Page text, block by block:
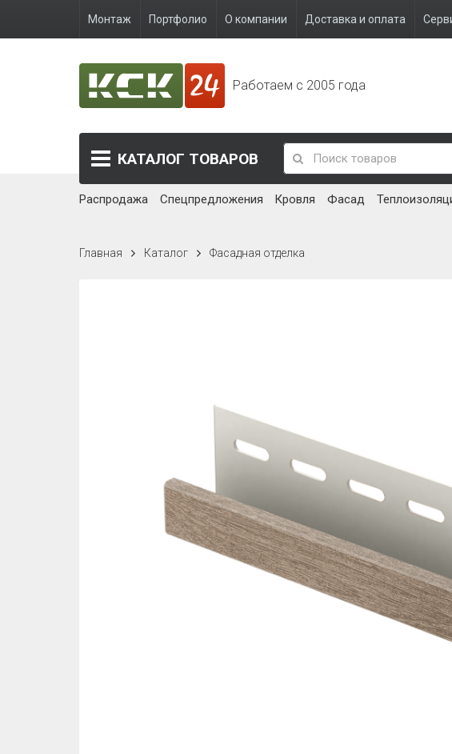
Монтаж Портфолио О компании Доставка и оплата
Работаем с 2005 года
КАТАЛОГ ТОВАРОВ
Распродажа Спецпредложения Кровля Фасад
Главная Каталог Фасадная отделка